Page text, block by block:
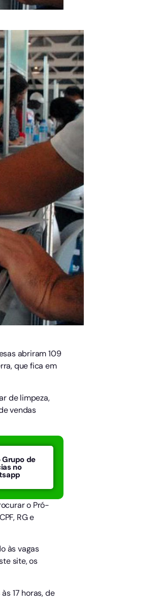
abriram 109
que fica em
de limpeza,
vendas
Grupo de
no
o Pró-
RG e
às vagas
site, os
17 horas, de